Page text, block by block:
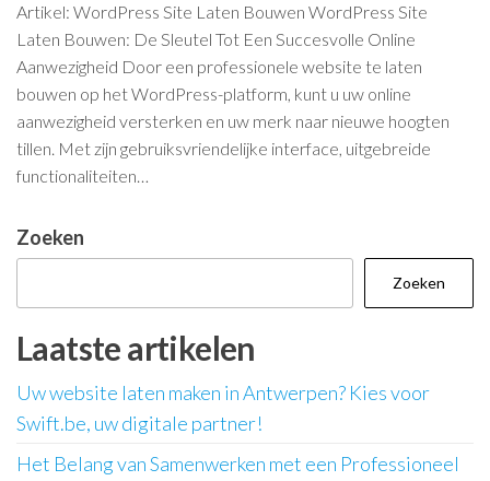
Artikel: WordPress Site Laten Bouwen WordPress Site
Laten Bouwen: De Sleutel Tot Een Succesvolle Online
Aanwezigheid Door een professionele website te laten
bouwen op het WordPress-platform, kunt u uw online
aanwezigheid versterken en uw merk naar nieuwe hoogten
tillen. Met zijn gebruiksvriendelijke interface, uitgebreide
functionaliteiten…
Zoeken
Zoeken
Laatste artikelen
Uw website laten maken in Antwerpen? Kies voor
Swift.be, uw digitale partner!
Het Belang van Samenwerken met een Professioneel